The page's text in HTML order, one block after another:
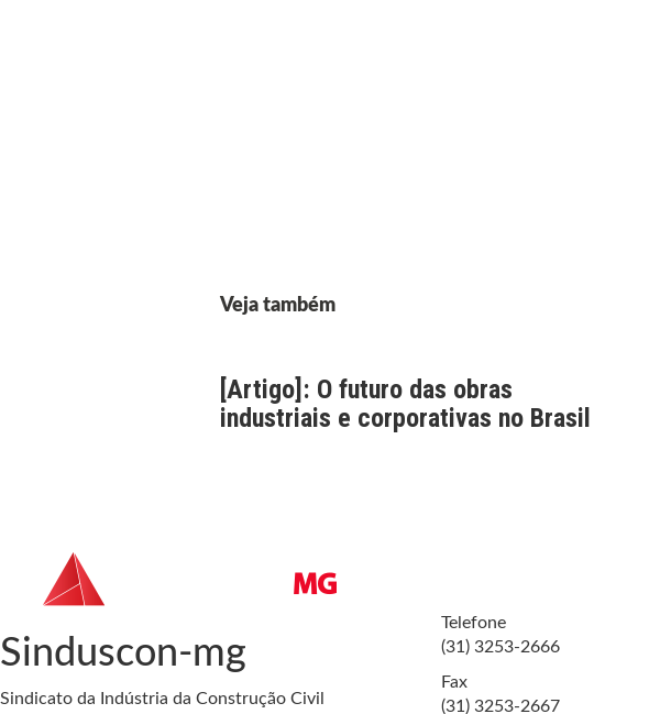
Veja também
[Artigo]: O futuro das obras
industriais e corporativas no Brasil
Sinduscon-mg
Sindicato da Indústria da Construção Civil
Telefone
(31) 3253-2666
Fax
(31) 3253-2667